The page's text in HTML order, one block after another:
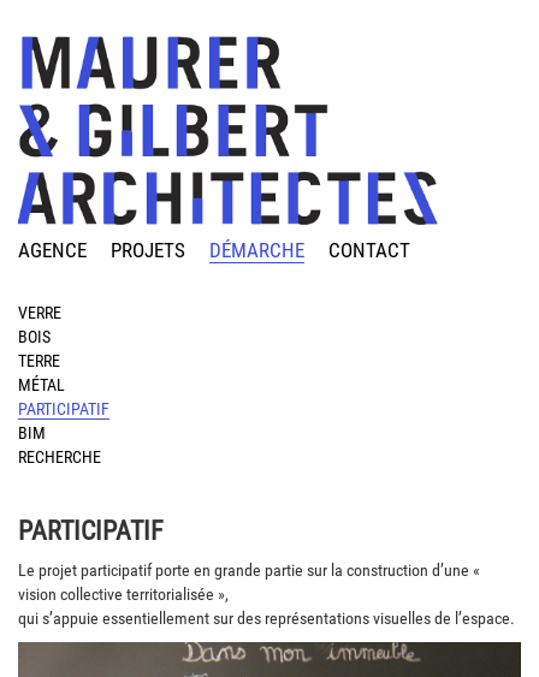
AGENCE PROJETS DÉMARCHE CONTACT
VERRE
BOIS
TERRE
MÉTAL
PARTICIPATIF
BIM
RECHERCHE
PARTICIPATIF
Le projet participatif porte en grande partie sur la construction d’une «
vision collective territorialisée »,
qui s’appuie essentiellement sur des représentations visuelles de l’espace.